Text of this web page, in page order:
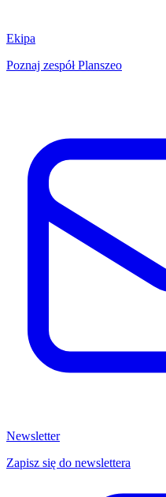
Ekipa
Poznaj zespół Planszeo
Newsletter
Zapisz się do newslettera